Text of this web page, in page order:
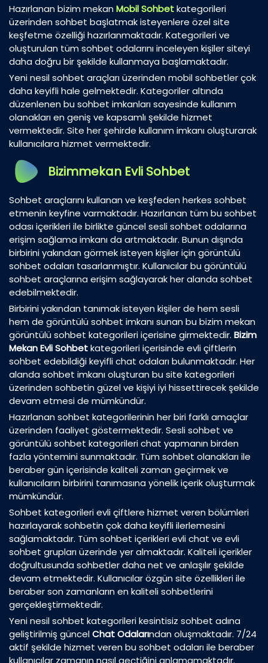
Hazırlanan bizim mekanMobil Sohbetkategorileri
üzerinden sohbet başlatmak isteyenlere özel site
keşfetme özelliği hazırlanmaktadır. Kategorileri ve
oluşturulan tüm sohbet odalarını inceleyen kişiler siteyi
daha doğru bir şekilde kullanmaya başlamaktadır.
Yeni nesil sohbet araçları üzerinden mobil sohbetler çok
daha keyifli hale gelmektedir. Kategoriler altında
düzenlenen bu sohbet imkanları sayesinde kullanım
olanakları en geniş ve kapsamlı şekilde hizmet
vermektedir. Site her şehirde kullanım imkanı oluşturarak
kullanıcılara hizmet vermektedir.
Bizimmekan Evli Sohbet
Sohbet araçlarını kullanan ve keşfeden herkes sohbet
etmenin keyfine varmaktadır. Hazırlanan tüm bu sohbet
odası içerikleri ile birlikte güncel sesli sohbet odalarına
erişim sağlama imkanı da artmaktadır. Bunun dışında
birbirini yakından görmek isteyen kişiler için görüntülü
sohbet odaları tasarlanmıştır. Kullanıcılar bu görüntülü
sohbet araçlarına erişim sağlayarak her alanda sohbet
edebilmektedir.
Birbirini yakından tanımak isteyen kişiler de hem sesli
hem de görüntülü sohbet imkanı sunan bu bizim mekan
görüntülü sohbet kategorileri içerisine girmektedir. Bizim
Mekan Evli Sohbetkategorileri içerisinde evli çiftlerin
sohbet edebildiği keyifli chat odaları bulunmaktadır. Her
alanda sohbet imkanı oluşturan bu site kategorileri
üzerinden sohbetin güzel ve kişiyi iyi hissettirecek şekilde
devam etmesi de mümkündür.
Hazırlanan sohbet kategorilerinin her biri farklı amaçlar
üzerinden faaliyet göstermektedir. Sesli sohbet ve
görüntülü sohbet kategorileri chat yapmanın birden
fazla yöntemini sunmaktadır. Tüm sohbet olanakları ile
beraber gün içerisinde kaliteli zaman geçirmek ve
kullanıcıların birbirini tanımasına yönelik içerik oluşturmak
mümkündür.
Sohbet kategorileri evli çiftlere hizmet veren bölümleri
hazırlayarak sohbetin çok daha keyifli ilerlemesini
sağlamaktadır. Tüm sohbet içerikleri evli chat ve evli
sohbet grupları üzerinde yer almaktadır. Kaliteli içerikler
doğrultusunda sohbetler daha net ve anlaşılır şekilde
devam etmektedir. Kullanıcılar özgün site özellikleri ile
beraber son zamanların en kaliteli sohbetlerini
gerçekleştirmektedir.
Yeni nesil sohbet kategorileri kesintisiz sohbet adına
geliştirilmiş güncelChat Odalarından oluşmaktadır. 7/24
aktif şekilde hizmet veren bu sohbet odaları ile beraber
kullanıcılar zamanın nasıl geçtiğini anlamamaktadır.